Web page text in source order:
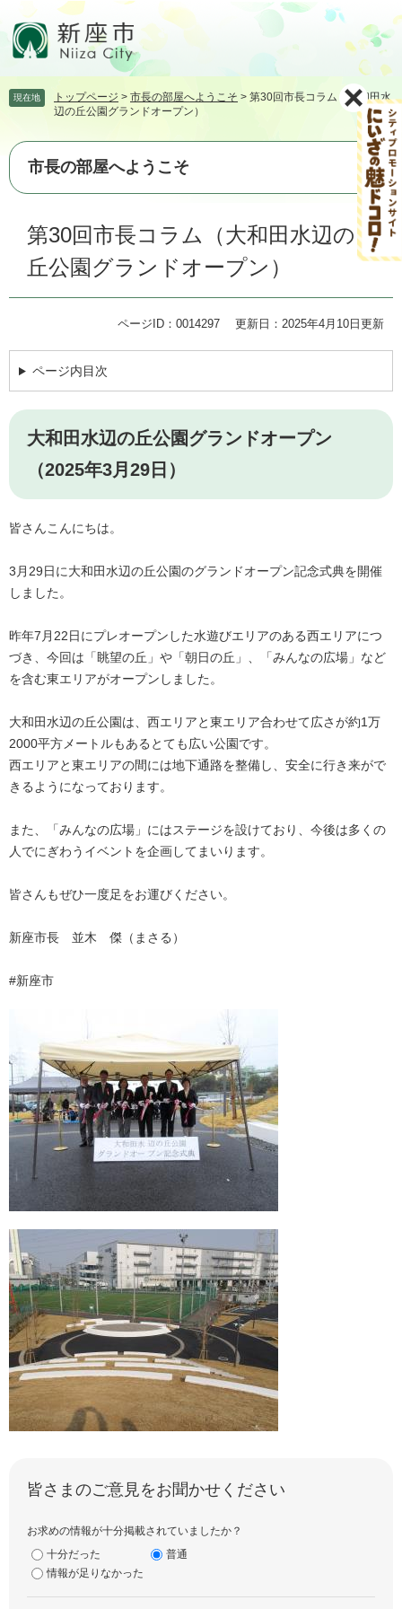
頭
す。
飛
て
本
現在地 トップページ > 市長の部屋へようこそ > 第30回市長コラム（大和田水
辺の丘公園グランドオープン）
市長の部屋へようこそ
第30回市長コラム（大和田水辺の
丘公園グランドオープン）
ページID：0014297 更新日：2025年4月10日更新
ページ内目次
大和田水辺の丘公園グランドオープン
（2025年3月29日）
皆さんこんにちは。
3月29日に大和田水辺の丘公園のグランドオープン記念式典を開催
しました。
昨年7月22日にプレオープンした水遊びエリアのある西エリアにつ
づき、今回は「眺望の丘」や「朝日の丘」、「みんなの広場」など
を含む東エリアがオープンしました。
大和田水辺の丘公園は、西エリアと東エリア合わせて広さが約1万
2000平方メートルもあるとても広い公園です。
西エリアと東エリアの間には地下通路を整備し、安全に行き来がで
きるようになっております。
また、「みんなの広場」にはステージを設けており、今後は多くの
人でにぎわうイベントを企画してまいります。
皆さんもぜひ一度足をお運びください。
新座市長 並木 傑（まさる）
#新座市
皆さまのご意見をお聞かせください
お求めの情報が十分掲載されていましたか？
十分だった
普通
情報が足りなかった